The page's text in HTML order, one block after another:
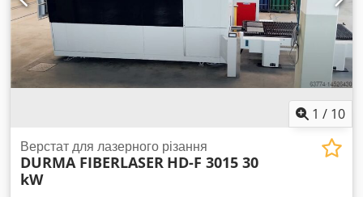
1 / 10
Верстат для лазерного різання
DURMA FIBERLASER HD-F 3015 30
kW